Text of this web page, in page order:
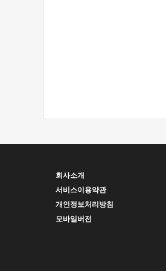
회사소개
서비스이용약관
개인정보처리방침
모바일버전